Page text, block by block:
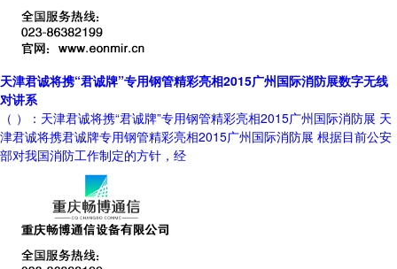
天津君诚将携“君诚牌”专用钢管精彩亮相2015广州国际消防展数字无线
对讲系
（ ）：天津君诚将携“君诚牌”专用钢管精彩亮相2015广州国际消防展 天
津君诚将携君诚牌专用钢管精彩亮相2015广州国际消防展 根据目前公安
部对我国消防工作制定的方针，经